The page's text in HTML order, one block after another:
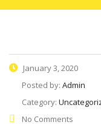
January 3, 2020
Posted by: Admin
Category:
No Comments